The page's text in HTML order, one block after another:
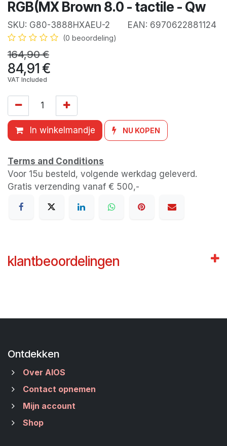
RGB(MX Brown 8.0 - tactile - Qw
SKU: G80-3888HXAEU-2 EAN: 6970622881124
(0 beoordeling)
164,90€
84,91€
VAT Included
In winkelmandje NU KOPEN
Terms and Conditions
Voor 15u besteld, volgende werkdag geleverd.
Gratis verzending vanaf € 500,-
klantbeoordelingen
Ontdekken
Over AIOS
Contact opnemen
Mijn account
Shop